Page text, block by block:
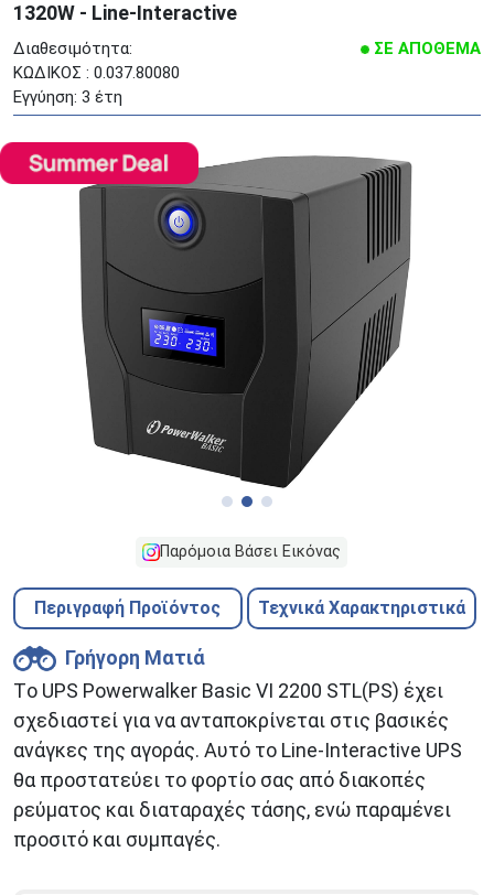
1320W - Line-Interactive
Διαθεσιμότητα:
ΣΕ ΑΠΟΘΕΜΑ
ΚΩΔΙΚΟΣ : 0.037.80080
Εγγύηση: 3 έτη
Παρόμοια Βάσει Εικόνας
Περιγραφή Προϊόντος Τεχνικά Χαρακτηριστικά
Γρήγορη Ματιά
Tο UPS Powerwalker Basic VI 2200 STL(PS) έχει
σχεδιαστεί για να ανταποκρίνεται στις βασικές
ανάγκες της αγοράς. Αυτό το Line-Interactive UPS
θα προστατεύει το φορτίο σας από διακοπές
ρεύματος και διαταραχές τάσης, ενώ παραμένει
προσιτό και συμπαγές.